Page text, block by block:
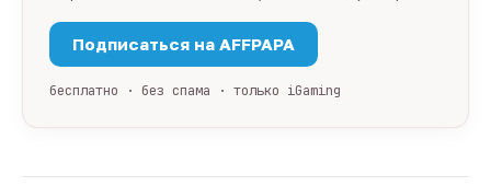
Подписаться на AFFPAPA
бесплатно · без спама · только iGaming